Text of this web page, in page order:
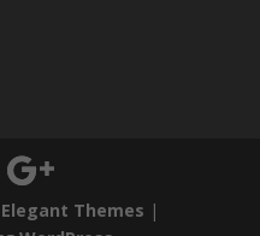
Elegant Themes |